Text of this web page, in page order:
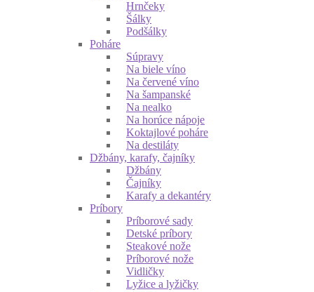
Hrnčeky
Šálky
Podšálky
Poháre
Súpravy
Na biele víno
Na červené víno
Na šampanské
Na nealko
Na horúce nápoje
Koktajlové poháre
Na destiláty
Džbány, karafy, čajníky
Džbány
Čajníky
Karafy a dekantéry
Príbory
Príborové sady
Detské príbory
Steakové nože
Príborové nože
Vidličky
Lyžice a lyžičky